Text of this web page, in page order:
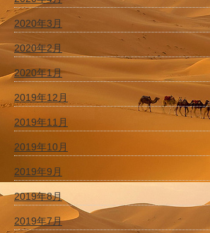
2020年3月
2020年2月
2020年1月
2019年12月
2019年11月
2019年10月
2019年9月
2019年8月
2019年7月